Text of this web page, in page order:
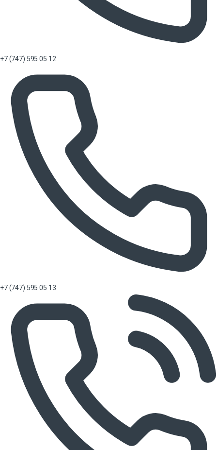
+7 (747) 595 05 12
+7 (747) 595 05 13